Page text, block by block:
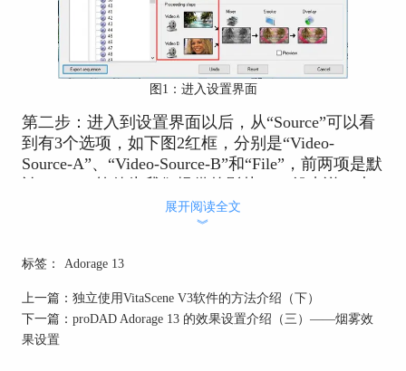
图1：进入设置界面
第二步：进入到设置界面以后，从“Source”可以看
到有3个选项，如下图2红框，分别是“Video-
Source-A”、“Video-Source-B”和“File”，前两项是默
家请选择第三项“File”，选择过后会激活下方的文
件夹按钮，点击文件夹按钮，再选择“Select file”，
展开阅读全文
︾
标签： Adorage 13
上一篇： 独立使用VitaScene V3软件的方法介绍（下）
下一篇： proDAD Adorage 13 的效果设置介绍（三）——烟雾效
果设置